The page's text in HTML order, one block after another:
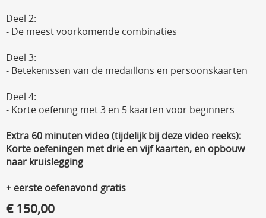
Deel 2:
- De meest voorkomende combinaties
Deel 3:
- Betekenissen van de medaillons en persoonskaarten
Deel 4:
- Korte oefening met 3 en 5 kaarten voor beginners
Extra 60 minuten video (tijdelijk bij deze video reeks):
Korte oefeningen met drie en vijf kaarten, en opbouw
naar kruislegging
+ eerste oefenavond gratis
€ 150,00